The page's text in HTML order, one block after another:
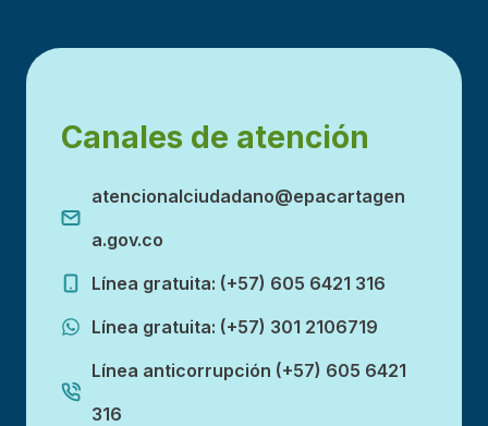
Canales de atención
atencionalciudadano@epacartagen
a.gov.co
Línea gratuita: (+57) 605 6421 316
Línea gratuita: (+57) 301 2106719
Línea anticorrupción (+57) 605 6421
316